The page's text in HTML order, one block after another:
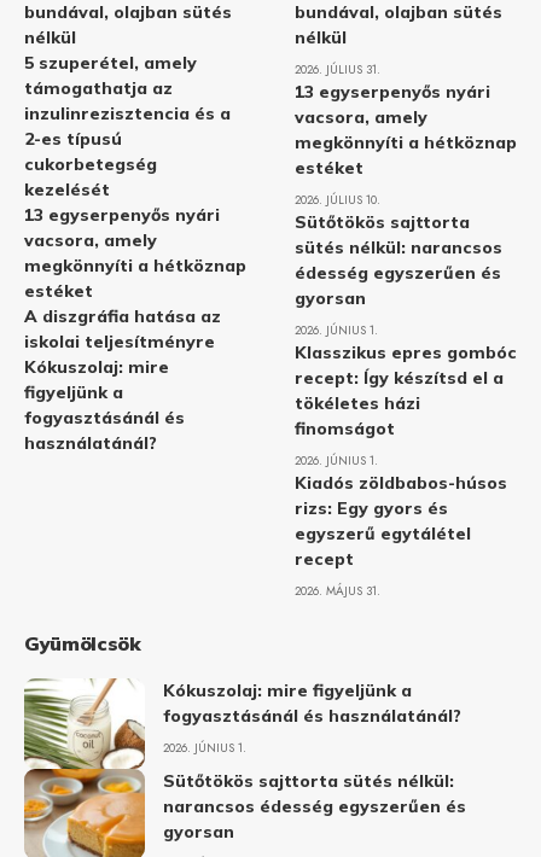
bundával, olajban sütés
nélkül
5 szuperétel, amely
támogathatja az
inzulinrezisztencia és a
2-es típusú
cukorbetegség
kezelését
13 egyserpenyős nyári
vacsora, amely
megkönnyíti a hétköznap
estéket
A diszgráfia hatása az
iskolai teljesítményre
Kókuszolaj: mire
figyeljünk a
fogyasztásánál és
használatánál?
bundával, olajban sütés
nélkül
2026. JÚLIUS 31.
13 egyserpenyős nyári
vacsora, amely
megkönnyíti a hétköznap
estéket
2026. JÚLIUS 10.
Sütőtökös sajttorta
sütés nélkül: narancsos
édesség egyszerűen és
gyorsan
2026. JÚNIUS 1.
Klasszikus epres gombóc
recept: Így készítsd el a
tökéletes házi
finomságot
2026. JÚNIUS 1.
Kiadós zöldbabos-húsos
rizs: Egy gyors és
egyszerű egytálétel
recept
2026. MÁJUS 31.
Gyümölcsök
Kókuszolaj: mire figyeljünk a
fogyasztásánál és használatánál?
2026. JÚNIUS 1.
Sütőtökös sajttorta sütés nélkül:
narancsos édesség egyszerűen és
gyorsan